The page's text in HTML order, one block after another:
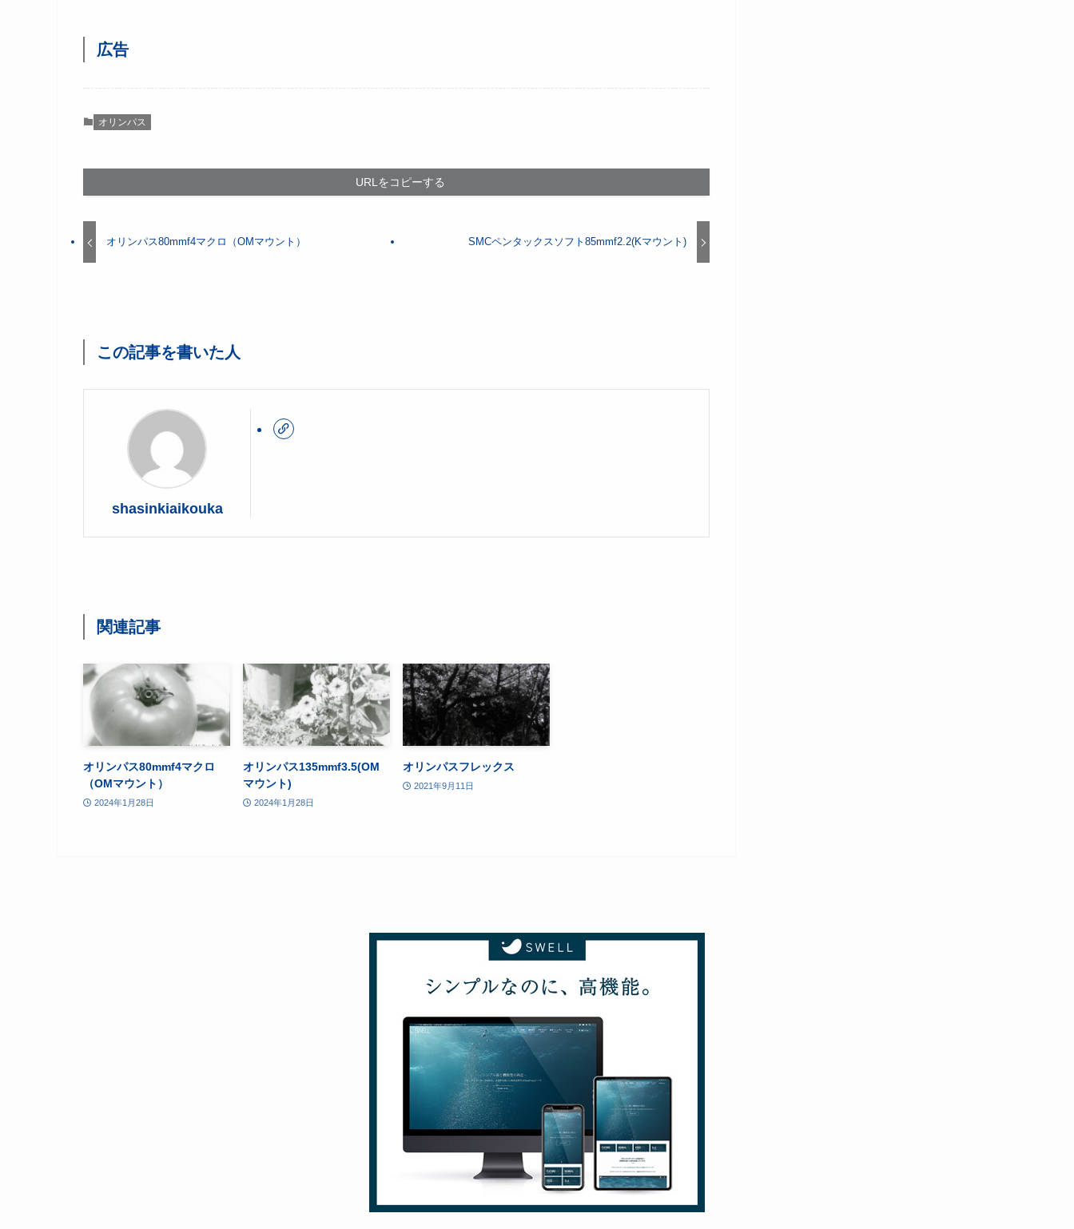
広告
オリンパス
URLをコピーする
オリンパス80mmf4マクロ（OMマウント） SMCペンタックスソフト85mmf2.2(Kマウント)
この記事を書いた人
shasinkiaikouka
関連記事
オリンパス80mmf4マクロ
（OMマウント）
2024年1月28日
オリンパス135mmf3.5(OM
マウント)
2024年1月28日
オリンパスフレックス
2021年9月11日